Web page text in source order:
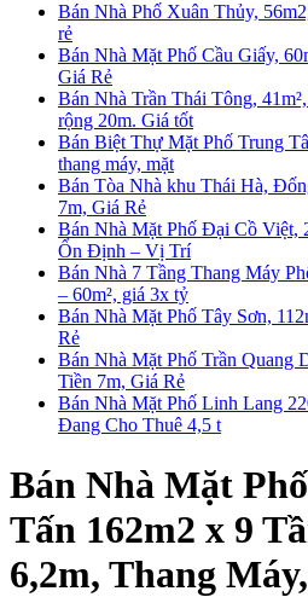
Bán Nhà Phố Xuân Thủy,
rẻ
Bán Nhà Mặt Phố Cầu Giấy,
Giá Rẻ
Bán Nhà Trần Thái Tông,
rộng 20m. Giá tốt
Bán Biệt Thự Mặt Phố Trung
thang máy, mặt
Bán Tòa Nhà khu Thái Hà,
7m, Giá Rẻ
Bán Nhà Mặt Phố Đại Cồ Việt,
Ổn Định – Vị Trí
Bán Nhà 7 Tầng Thang Máy
– 60m², giá 3x tỷ
Bán Nhà Mặt Phố Tây Sơn,
Rẻ
Bán Nhà Mặt Phố Trần Quang
Tiền 7m, Giá Rẻ
Bán Nhà Mặt Phố Linh Lang
Đang Cho Thuê 4,5 t
Bán Nhà Mặt
Tấn 162m2 x 9
6,2m, Thang Máy,